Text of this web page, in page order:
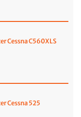
Cessna C560XLS
Cessna 525